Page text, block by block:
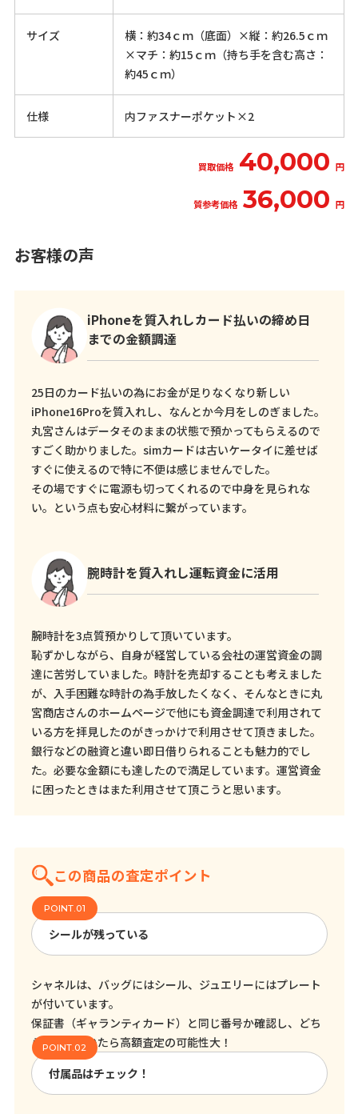
サイズ
横：約34ｃｍ（底面）×縦：約26.5ｃｍ
×マチ：約15ｃｍ（持ち手を含む高さ：
約45ｃｍ）
仕様 内ファスナーポケット×2
買取価格 40,000 円
質参考価格 36,000 円
お客様の声
iPhoneを質入れしカード払いの締め日
までの金額調達
25日のカード払いの為にお金が足りなくなり新しい
iPhone16Proを質入れし、なんとか今月をしのぎました。
丸宮さんはデータそのままの状態で預かってもらえるので
すごく助かりました。simカードは古いケータイに差せば
すぐに使えるので特に不便は感じませんでした。
その場ですぐに電源も切ってくれるので中身を見られな
い。という点も安心材料に繋がっています。
腕時計を質入れし運転資金に活用
腕時計を3点質預かりして頂いています。
恥ずかしながら、自身が経営している会社の運営資金の調
達に苦労していました。時計を売却することも考えました
が、入手困難な時計の為手放したくなく、そんなときに丸
宮商店さんのホームページで他にも資金調達で利用されて
いる方を拝見したのがきっかけで利用させて頂きました。
銀行などの融資と違い即日借りられることも魅力的でし
た。必要な金額にも達したので満足しています。運営資金
に困ったときはまた利用させて頂こうと思います。
この商品の査定ポイント
シールが残っている
シャネルは、バッグにはシール、ジュエリーにはプレート
が付いています。
保証書（ギャランティカード）と同じ番号か確認し、どち
らも残っていたら高額査定の可能性大！
付属品はチェック！